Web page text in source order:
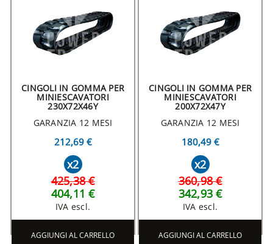
CINGOLI IN GOMMA PER
MINIESCAVATORI
230X72X46Y
GARANZIA 12 MESI
212,69 €
x2
425,38 €
404,11 €
IVA escl.
AGGIUNGI AL CARRELLO
CINGOLI IN GOMMA PER
MINIESCAVATORI
200X72X47Y
GARANZIA 12 MESI
180,49 €
x2
360,98 €
342,93 €
IVA escl.
AGGIUNGI AL CARRELLO